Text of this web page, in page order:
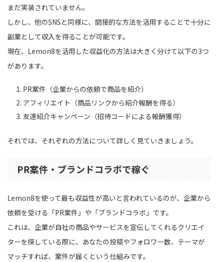
まだ実装されていません。
しかし、他のSNSと同様に、間接的な方法を活用することで十分に
副業として収入を得ることが可能です。
現在、Lemon8を活用した収益化の方法は大きく分けて以下の3つ
があります。
PR案件（企業からの依頼で商品を紹介）
アフィリエイト（商品リンクから紹介報酬を得る）
友達紹介キャンペーン（招待コードによる報酬獲得）
それでは、それぞれの方法について詳しく見ていきましょう。
PR案件・ブランドコラボで稼ぐ
Lemon8を使って最も収益性が高いと言われているのが、企業から
依頼を受ける「PR案件」や「ブランドコラボ」です。
これは、企業が自社の商品やサービスを宣伝してくれるクリエイ
ターを探している際に、あなたの投稿やフォロワー数、テーマが
マッチすれば、案件が届くという仕組みです。